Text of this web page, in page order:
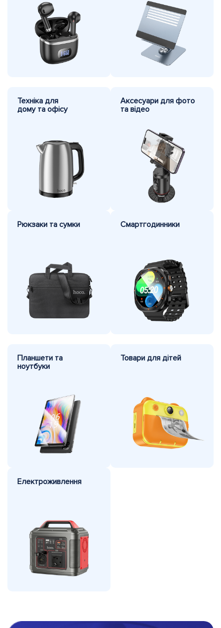
Техніка для
дому та офісу
Аксесуари для фото
та відео
Рюкзаки та сумки Смартгодинники
Планшети та
ноутбуки
Товари для дітей
Електроживлення